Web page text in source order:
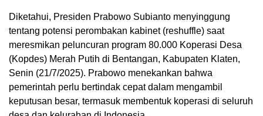
Diketahui, Presiden Prabowo Subianto menyinggung
tentang potensi perombakan kabinet (reshuffle) saat
meresmikan peluncuran program 80.000 Koperasi Desa
(Kopdes) Merah Putih di Bentangan, Kabupaten Klaten,
Senin (21/7/2025). Prabowo menekankan bahwa
pemerintah perlu bertindak cepat dalam mengambil
keputusan besar, termasuk membentuk koperasi di seluruh